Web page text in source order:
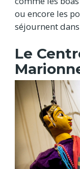
ou encore les
séjournent
Le